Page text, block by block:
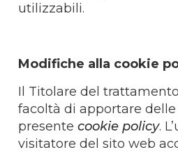
utilizzabili.
Modifiche alla cookie
Il Titolare del
facoltà di apportare
presentecookie policy.
visitatore del sito web